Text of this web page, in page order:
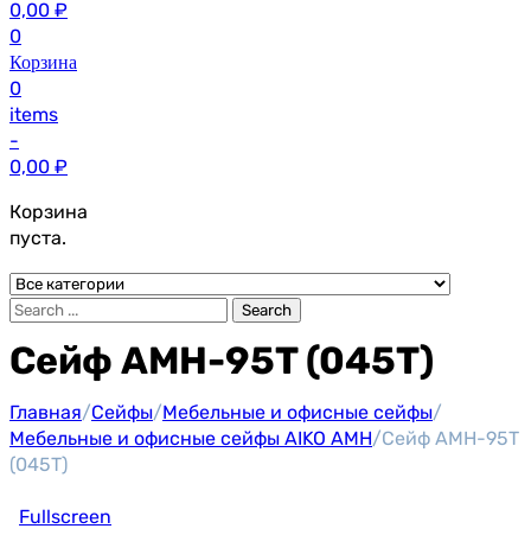
0,00 ₽
0
Корзина
0
items
-
0,00 ₽
Корзина
пуста.
Search
Сейф AMH-95T (045T)
Главная/Сейфы/Мебельные и офисные сейфы/
Мебельные и офисные сейфы AIKO AMH/Сейф AMH-95T
(045T)
Fullscreen